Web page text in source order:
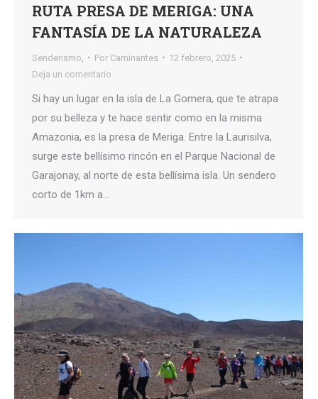
RUTA PRESA DE MERIGA: UNA
FANTASÍA DE LA NATURALEZA
Senderismo, Por Caminantes
12 febrero, 2025
Deja un comentario
Si hay un lugar en la isla de La Gomera, que te atrapa
por su belleza y te hace sentir como en la misma
Amazonia, es la presa de Meriga. Entre la Laurisilva,
surge este bellísimo rincón en el Parque Nacional de
Garajonay, al norte de esta bellísima isla. Un sendero
corto de 1km a…